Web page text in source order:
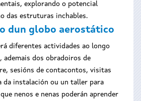
explorando o potencial
das estruturas inchables.
dun globo aerostático
diferentes actividades ao longo
ademais dos obradoiros de
sesións de contacontos, visitas
da instalación ou un taller para
nenos e nenas poderán aprender